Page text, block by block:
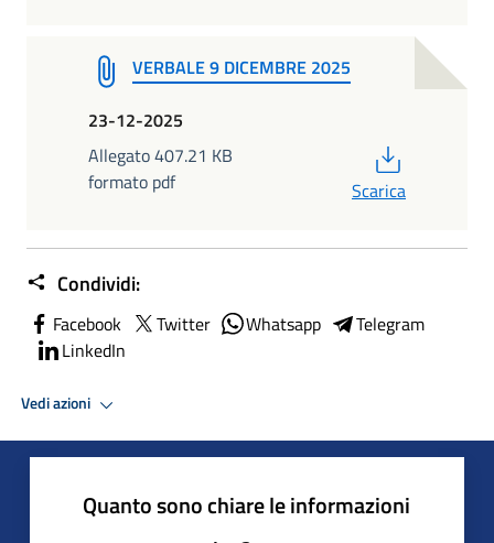
VERBALE 9 DICEMBRE 2025
23-12-2025
Allegato 407.21 KB
formato pdf
Scarica
Condividi:
Facebook Twitter Whatsapp
Telegram
LinkedIn
Vedi azioni
Quanto sono chiare le informazioni